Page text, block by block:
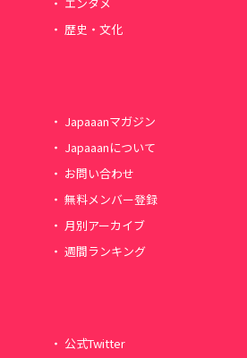
歴史・文化
Japaaanマガジン
Japaaanについて
お問い合わせ
無料メンバー登録
月別アーカイブ
週間ランキング
公式Twitter